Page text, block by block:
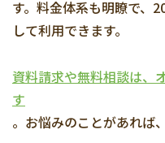
す。料金体系も明瞭で、
して利用できます。
資料請求や無料相談は、
す
。お悩みのことがあれば